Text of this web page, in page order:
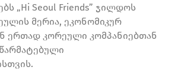
„Hi Seoul Friends” ჯილდოს
მერია, ეკონომიკურ
ერთად კორეული კომპანიებთან